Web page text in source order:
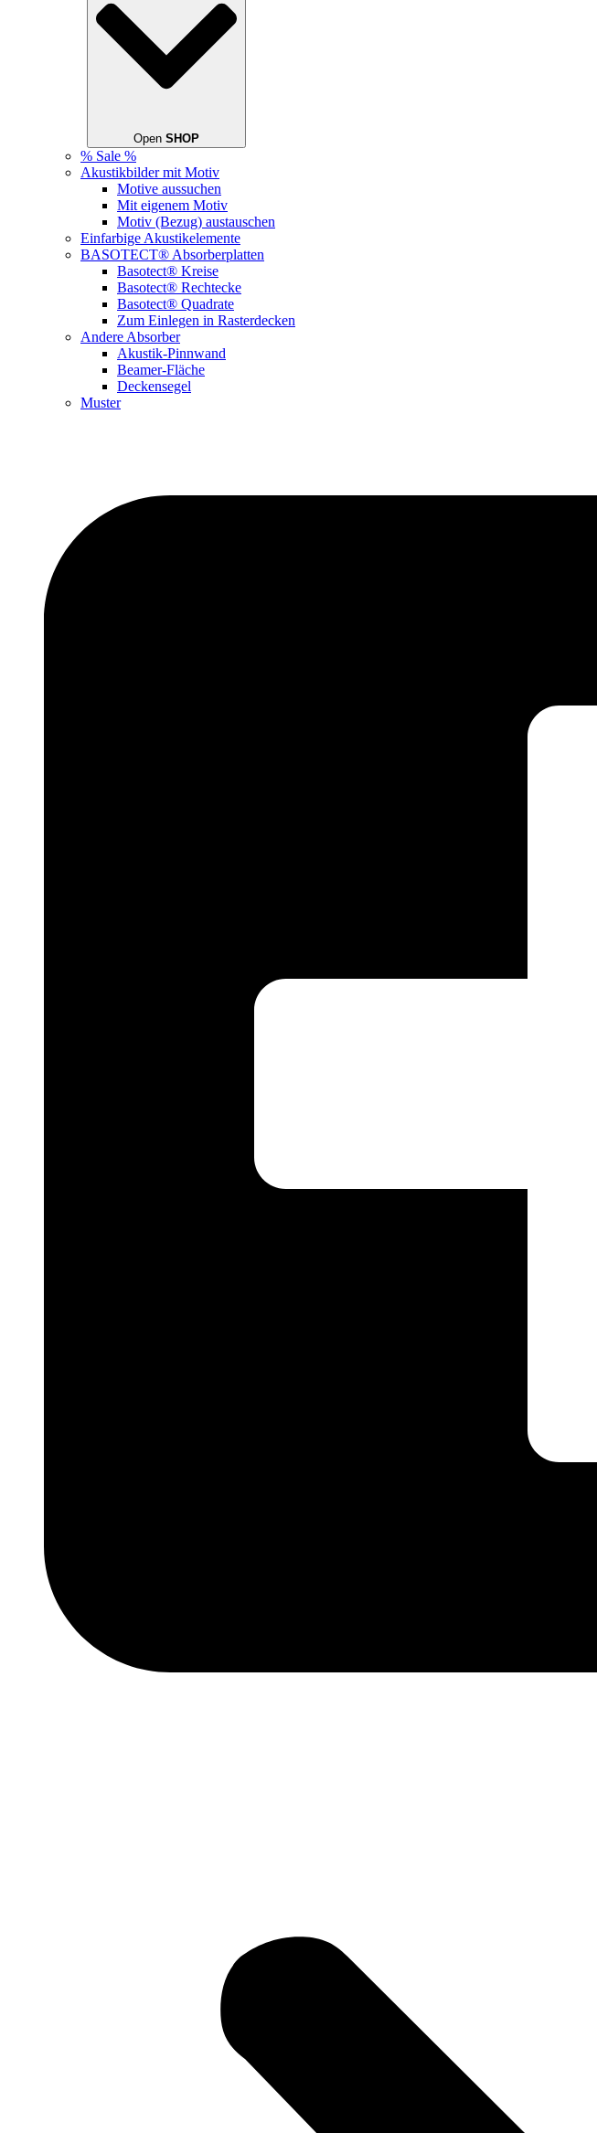
Open SHOP
% Sale %
Akustikbilder mit Motiv
Motive aussuchen
Mit eigenem Motiv
Motiv (Bezug) austauschen
Einfarbige Akustikelemente
BASOTECT® Absorberplatten
Basotect® Kreise
Basotect® Rechtecke
Basotect® Quadrate
Zum Einlegen in Rasterdecken
Andere Absorber
Akustik-Pinnwand
Beamer-Fläche
Deckensegel
Muster